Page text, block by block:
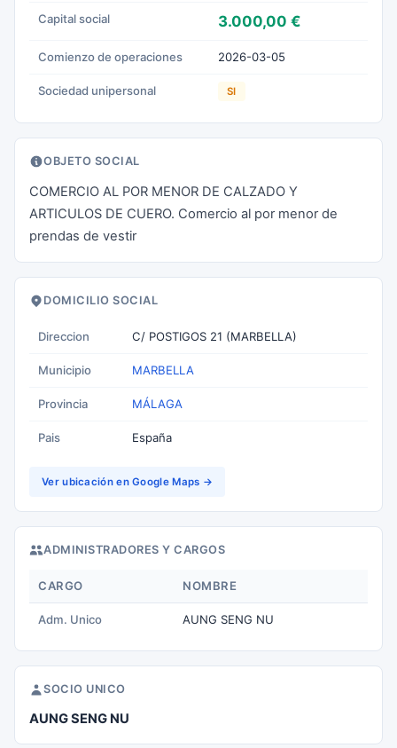
Capital social 3.000,00 €
Comienzo de operaciones 2026-03-05
Sociedad unipersonal SI
OBJETO SOCIAL
COMERCIO AL POR MENOR DE CALZADO Y
ARTICULOS DE CUERO. Comercio al por menor de
prendas de vestir
DOMICILIO SOCIAL
Direccion C/ POSTIGOS 21 (MARBELLA)
Municipio MARBELLA
Provincia MÁLAGA
Pais España
Ver ubicación en Google Maps →
ADMINISTRADORES Y CARGOS
CARGO NOMBRE
Adm. Unico AUNG SENG NU
SOCIO UNICO
AUNG SENG NU